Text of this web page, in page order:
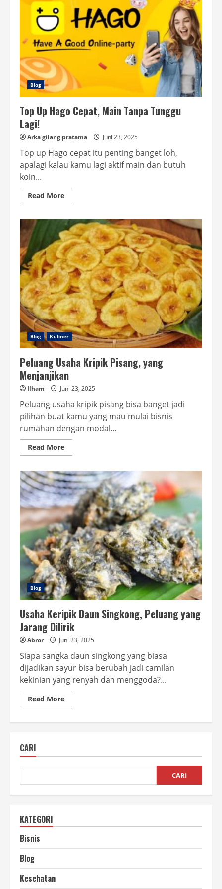
Blog
Top Up Hago Cepat, Main Tanpa Tunggu
Lagi!
Arka gilang pratama Juni 23, 2025
Top up Hago cepat itu penting banget loh,
apalagi kalau kamu lagi aktif main dan butuh
koin...
Read MoreRead
more
Up
Hago
Cepat,
Main
Tanpa
Tunggu
Lagi!
Blog Kuliner
Peluang Usaha Kripik Pisang, yang
Menjanjikan
Ilham Juni 23, 2025
Peluang usaha kripik pisang bisa banget jadi
pilihan buat kamu yang mau mulai bisnis
rumahan dengan modal...
Read MoreRead
more
Usaha
Kripik
Pisang,
yang
Menjanjikan
Blog
Usaha Keripik Daun Singkong, Peluang yang
Jarang Dilirik
Abror Juni 23, 2025
Siapa sangka daun singkong yang biasa
dijadikan sayur bisa berubah jadi camilan
kekinian yang renyah dan menggoda?...
Read MoreRead
more
yang
Dilirik
CARI
CARI
KATEGORI
Bisnis
Blog
Kesehatan